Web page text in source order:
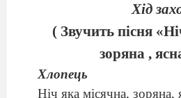
Хід
( Звучить пісня
зоряна ,
Хлопець
Ніч яка місячна, зоряна,